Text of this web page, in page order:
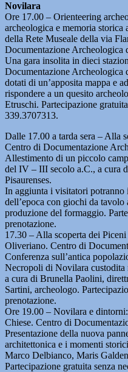
Novilara
Ore 17.00 – Orienteering
archeologica e memoria storica
della Rete Museale della via
Documentazione
Una gara insolita in dieci
Documentazione Archeologica
dotati di un’apposita mappa e
rispondere a un quesito
Etruschi. Partecipazione
339.3707313.
Dalle 17.00 a tarda sera – Alla
Centro di Documentazione
Allestimento di un piccolo
del IV – III secolo a.C., a cura
Pisaurenses.
In aggiunta i visitatori potranno
dell’epoca con giochi da
produzione del formaggio.
prenotazione.
17.30 – Alla scoperta dei
Oliveriano. Centro di
Conferenza sull’antica
Necropoli di Novilara
a cura di Brunella Paolini,
Sartini, archeologo.
prenotazione.
Ore 19.00 – Novilara e
Chiese. Centro di
Presentazione della nuova
architettonica e i momenti
Marco Delbianco, Maris
Partecipazione gratuita senza